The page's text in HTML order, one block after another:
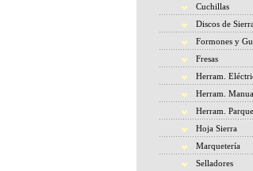
Cuchillas
Discos de
Formones y
Fresas
Herram.
Herram.
Herram.
Hoja Sierra
Marquetería
Selladores